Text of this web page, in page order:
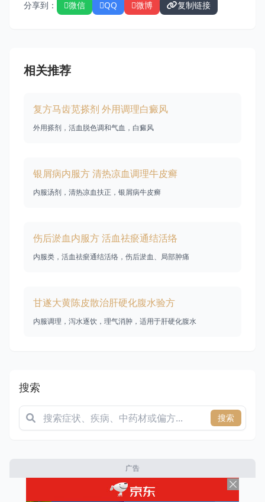
分享到： 微信 QQ 微博 复制链接
相关推荐
复方马齿苋搽剂 外用调理白癜风
外用搽剂，活血脱色调和气血，白癜风
银屑病内服方 清热凉血调理牛皮癣
内服汤剂，清热凉血扶正，银屑病牛皮癣
伤后淤血内服方 活血祛瘀通结活络
内服类，活血祛瘀通结活络，伤后淤血、局部肿痛
甘遂大黄陈皮散治肝硬化腹水验方
内服调理，泻水逐饮，理气消肿，适用于肝硬化腹水
搜索
搜索
广告